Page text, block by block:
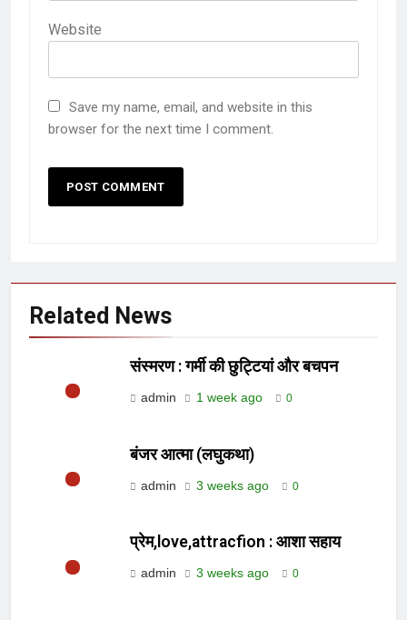
Website
Save my name, email, and website in this
browser for the next time I comment.
Related News
संस्मरण : गर्मी की छुट्टियां और बचपन
admin 1 week ago 0
बंजर आत्मा (लघुकथा)
admin 3 weeks ago 0
प्रेम,love,attracfion : आशा सहाय
admin 3 weeks ago 0